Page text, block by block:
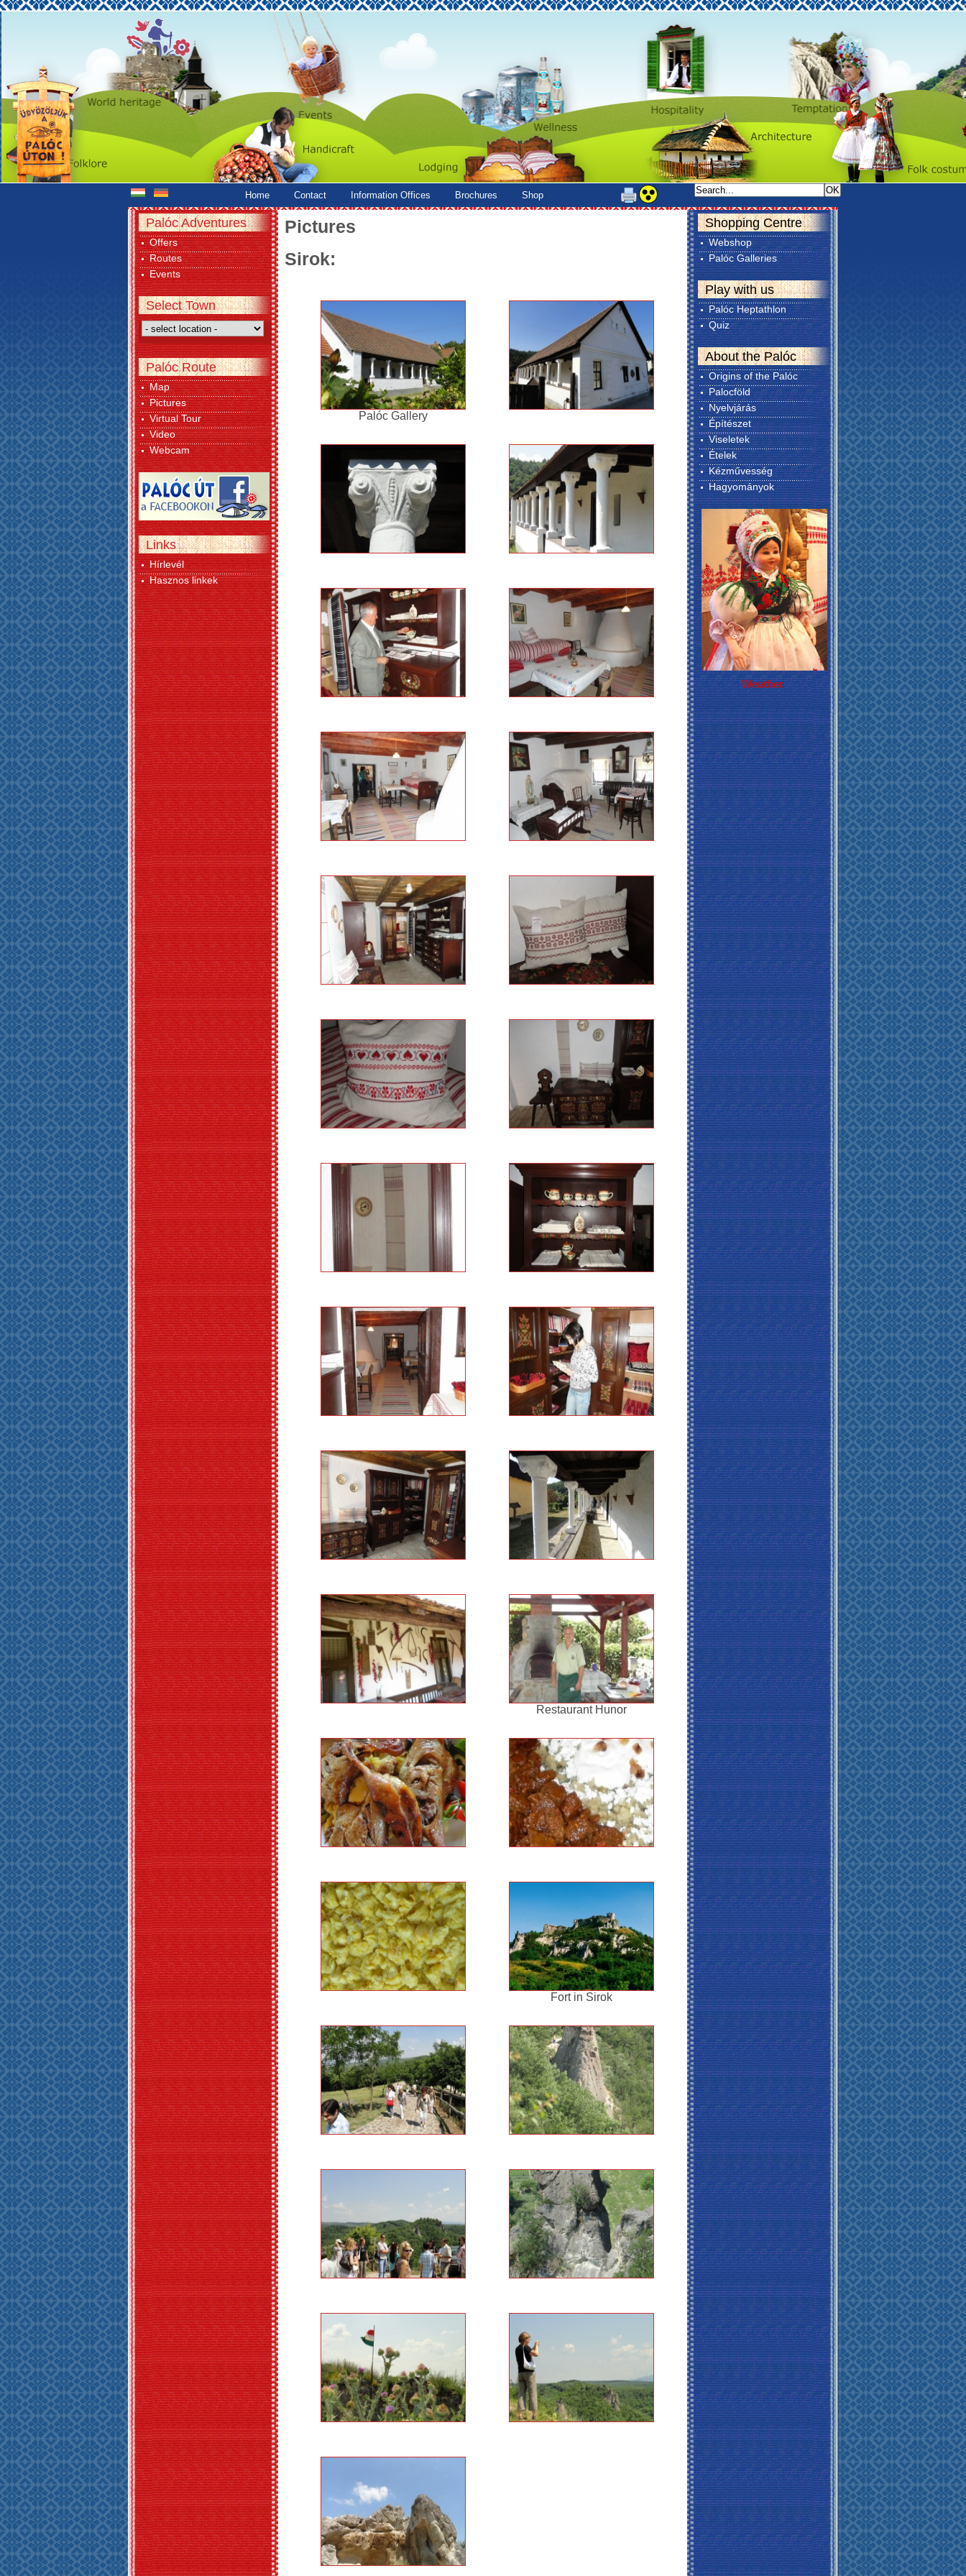
Home Contact Information Offices Brochures Shop
Palóc Adventures
Offers
Routes
Events
Select Town
Palóc Route
Map
Pictures
Virtual Tour
Video
Webcam
Links
Hírlevél
Hasznos linkek
Pictures
Sirok:
Palóc Gallery
Restaurant Hunor
Fort in Sirok
Shopping Centre
Webshop
Palóc Galleries
Play with us
Palóc Heptathlon
Quiz
About the Palóc
Origins of the Palóc
Palocföld
Nyelvjárás
Építészet
Viseletek
Ételek
Kézművesség
Hagyományok
Weather